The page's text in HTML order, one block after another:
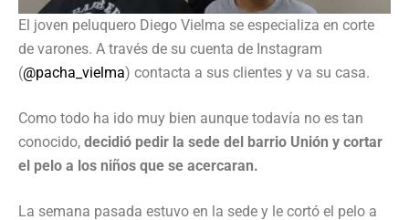
El joven peluquero Diego Vielma se especializa en corte
de varones. A través de su cuenta de Instagram
(@pacha_vielma) contacta a sus clientes y va su casa.
Como todo ha ido muy bien aunque todavía no es tan
conocido, decidió pedir la sede del barrio Unión y cortar
el pelo a los niños que se acercaran.
La semana pasada estuvo en la sede y le cortó el pelo a